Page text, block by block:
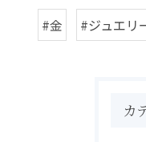
#金 #ジュエリ
カ